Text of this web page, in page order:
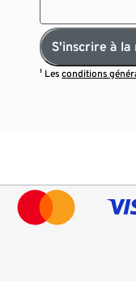
S'inscrire à la
¹ Lesconditions